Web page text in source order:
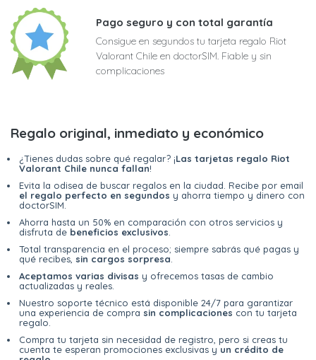
Pago seguro y con total garantía
Consigue en segundos tu tarjeta regalo Riot
Valorant Chile en doctorSIM. Fiable y sin
complicaciones
Regalo original, inmediato y económico
¿Tienes dudas sobre qué regalar? ¡Las tarjetas regalo Riot
Valorant Chile nunca fallan!
Evita la odisea de buscar regalos en la ciudad. Recibe por email
el regalo perfecto en segundos y ahorra tiempo y dinero con
doctorSIM.
Ahorra hasta un 50% en comparación con otros servicios y
disfruta de beneficios exclusivos
Total transparencia en el proceso; siempre sabrás qué pagas y
qué recibes, sin cargos sorpresa
Aceptamos varias divisas y ofrecemos tasas de cambio
actualizadas y reales.
Nuestro soporte técnico está disponible 24/7 para garantizar
una experiencia de compra sin complicaciones con tu tarjeta
regalo.
Compra tu tarjeta sin necesidad de registro, pero si creas tu
cuenta te esperan promociones exclusivas y un crédito de